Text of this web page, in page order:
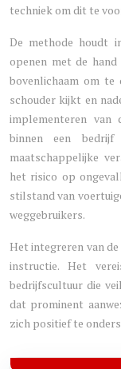
techniek om dit te
De methode houdt
openen met de
bovenlichaam om te
schouder kijkt en
implementeren van
binnen een
maatschappelijke
het risico op
stilstand van
weggebruikers.
Het integreren van
instructie. Het
bedrijfscultuur die
dat prominent
zich positief te